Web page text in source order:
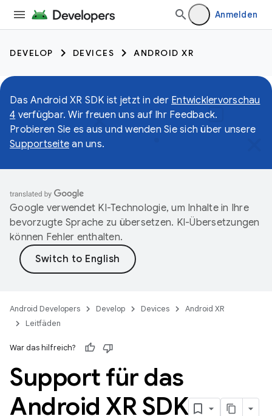
Anmelden
DEVELOP DEVICES ANDROID XR
Das Android XR SDK ist jetzt in der Entwicklervorschau
4 verfügbar. Wir freuen uns auf Ihr Feedback.
Probieren Sie es aus und wenden Sie sich über unsere
Supportseite an uns.
Google verwendet KI-Technologie, um Inhalte in Ihre
bevorzugte Sprache zu übersetzen. KI-Übersetzungen
können Fehler enthalten.
Android Developers Develop Devices
Android XR
Leitfäden
War das hilfreich?
Support für das
Android XR SDK